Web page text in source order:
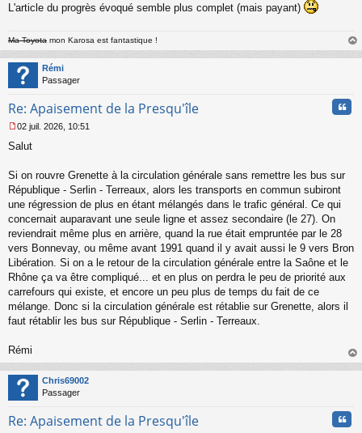
L'article du progrès évoqué semble plus complet (mais payant)
Ma Toyota mon Karosa est fantastique !
au
Rémi
Passager
Re: Apaisement de la Presqu'île
e
a
g
e
n
o
n
l
u
02 juil. 2026, 10:51
Salut
Si on rouvre Grenette à la circulation générale sans remettre les bus sur
République - Serlin - Terreaux, alors les transports en commun subiront
une régression de plus en étant mélangés dans le trafic général. Ce qui
concernait auparavant une seule ligne et assez secondaire (le 27). On
reviendrait même plus en arrière, quand la rue était empruntée par le 28
vers Bonnevay, ou même avant 1991 quand il y avait aussi le 9 vers Bron
Libération. Si on a le retour de la circulation générale entre la Saône et le
Rhône ça va être compliqué... et en plus on perdra le peu de priorité aux
carrefours qui existe, et encore un peu plus de temps du fait de ce
mélange. Donc si la circulation générale est rétablie sur Grenette, alors il
faut rétablir les bus sur République - Serlin - Terreaux.
Rémi
au
Chris69002
Passager
Re: Apaisement de la Presqu'île